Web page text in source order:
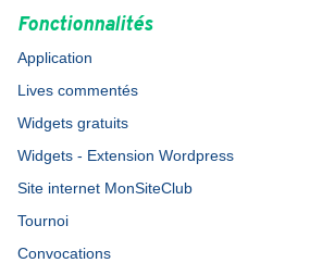
Fonctionnalités
Application
Lives commentés
Widgets gratuits
Widgets - Extension Wordpress
Site internet MonSiteClub
Tournoi
Convocations